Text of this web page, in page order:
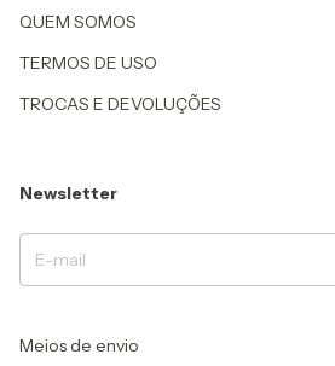
QUEM SOMOS
TERMOS DE USO
TROCAS E DEVOLUÇÕES
Newsletter
Meios de envio